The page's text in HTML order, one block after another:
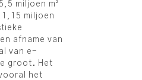
miljoen m²
miljoen
afname van
van e-
groot. Het
het